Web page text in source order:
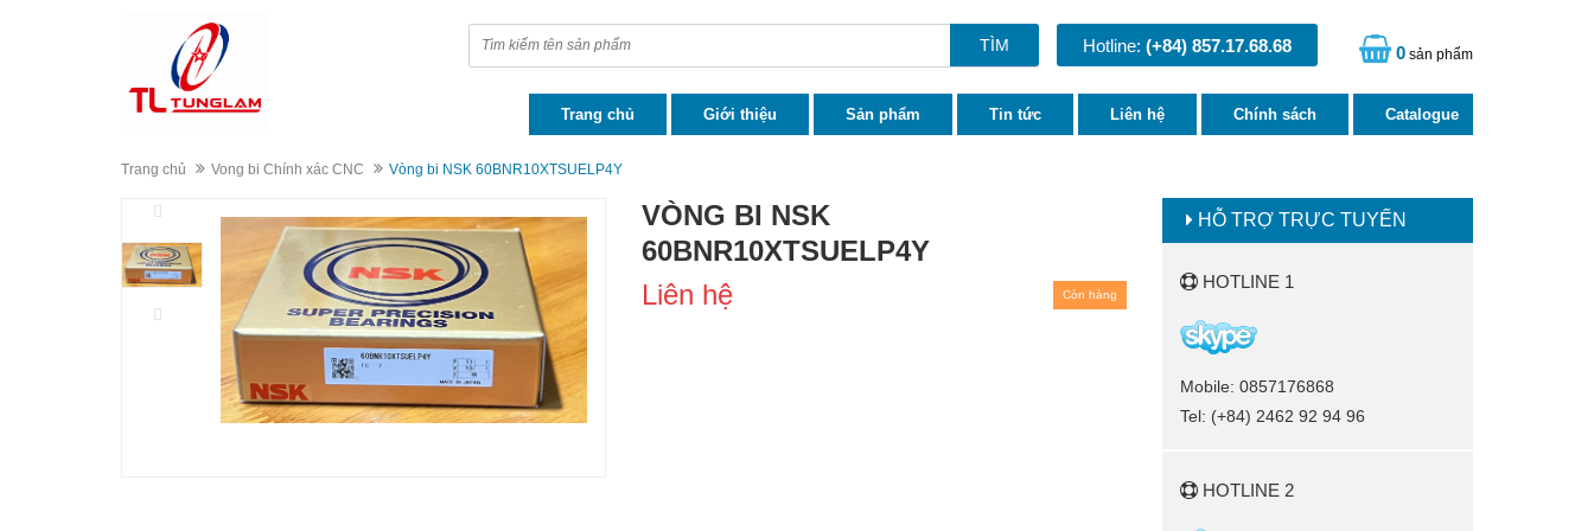
TÌM Hotline:(+84) 857.17.68.68 0sản phẩm
Trang chủ Giới thiệu Sản phẩm Tin tức Liên hệ Chính sách Catalogue
Trang chủ Vong bi Chính xác CNC Vòng bi NSK 60BNR10XTSUELP4Y
VÒNG BI NSK
60BNR10XTSUELP4Y
Liên hệ
Còn hàng
HỖ TRỢ TRỰC TUYẾN
HOTLINE 1
Mobile: 0857176868
Tel: (+84) 2462 92 94 96
HOTLINE 2